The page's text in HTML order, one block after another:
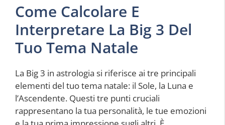
Come Calcolare E
Interpretare La Big 3 Del
Tuo Tema Natale
La Big 3 in astrologia si riferisce ai tre principali
elementi del tuo tema natale: il Sole, la Luna e
l’Ascendente. Questi tre punti cruciali
rappresentano la tua personalità, le tue emozioni